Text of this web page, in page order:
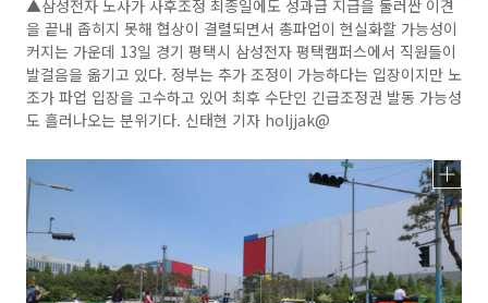
▲삼성전자 노사가 사후조정 최종일에도 성과급 지급을 둘러싼 이견
을 끝내 좁히지 못해 협상이 결렬되면서 총파업이 현실화할 가능성이
커지는 가운데 13일 경기 평택시 삼성전자 평택캠퍼스에서 직원들이
발걸음을 옮기고 있다. 정부는 추가 조정이 가능하다는 입장이지만 노
조가 파업 입장을 고수하고 있어 최후 수단인 긴급조정권 발동 가능성
도 흘러나오는 분위기다. 신태현 기자 holjjak@